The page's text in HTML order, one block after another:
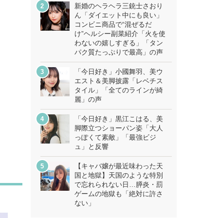
新婚のヘラヘラ三銃士さおり
ん「ダイエット中にも良い」
コンビニ商品で“混ぜるだ
け”ヘルシー副菜紹介「火を使
わないの嬉しすぎる」「タン
パク質たっぷりで最高」の声
「今日好き」小國舞羽、美ウ
エスト＆美脚披露「レベチス
タイル」「全てのラインが綺
麗」の声
「今日好き」黒江こはる、美
脚際立つショーパン姿「大人
っぽくて素敵」「最強ビジ
ュ」と反響
【キャバ嬢が最近味わった天
国と地獄】天国のような特別
で忘れられない日…膵炎・罰
ゲームの地獄も「絶対に許さ
ない」